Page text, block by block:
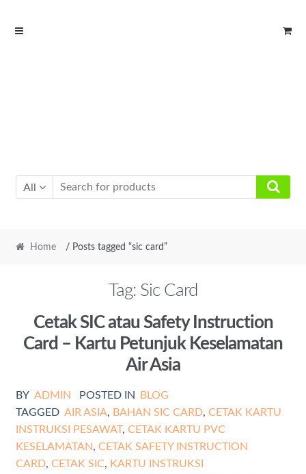
Skip
Skip
All
Home / Posts tagged “sic card”
Tag: Sic Card
Cetak SIC atau Safety Instruction
Card – Kartu Petunjuk Keselamatan
Air Asia
BY ADMIN POSTED IN
BLOG
TAGGED AIR ASIA, BAHAN SIC CARD,CETAK KARTU
INSTRUKSI PESAWAT, CETAK KARTU PVC
KESELAMATAN, CETAK SAFETY INSTRUCTION
CARD, CETAK SIC, KARTU INSTRUKSI